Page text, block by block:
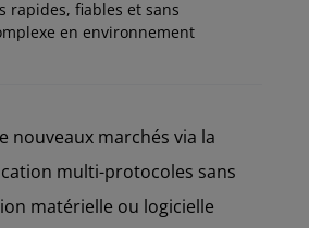
rapides, fiables et sans
en environnement
nouveaux marchés via la
multi-protocoles sans
matérielle ou logicielle